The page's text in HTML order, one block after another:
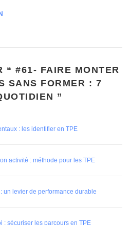
“ #61- FAIRE MONTER
SANS FORMER : 7
”
: les identifier en TPE
activité : méthode pour les TPE
un levier de performance durable
: sécuriser les parcours en TPE